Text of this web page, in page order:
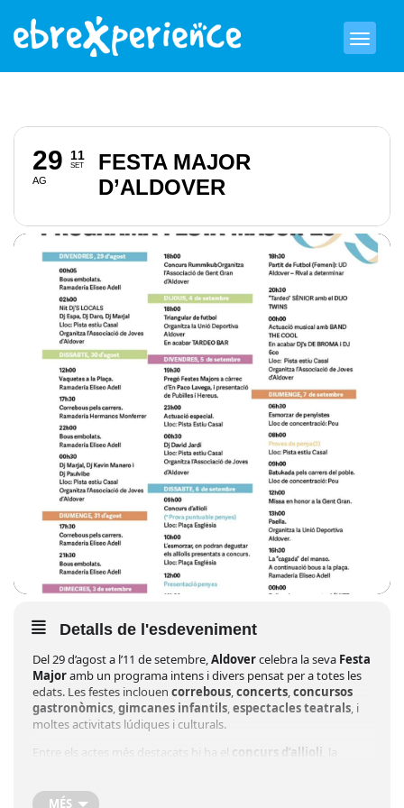
29
AG
11
SET
FESTA MAJOR
D’ALDOVER
Detalls de l'esdeveniment
Del 29 d’agost a l’11 de setembre,Aldovercelebra la seva Festa
Majoramb un programa intens i divers pensat per a totes les
edats. Les festes inclouen correbous,concerts,concursos
gastronòmics,gimcanes infantils,espectacles teatrals, i
moltes activitats lúdiques i culturals.
Entre els actes més destacats hi ha el concurs d’allioli , la
de penyes , que afegeixen emoció i rivalitat amistosa a la
MÉS